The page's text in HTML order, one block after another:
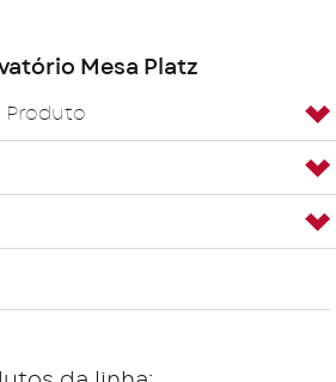
Mesa Platz
Produto